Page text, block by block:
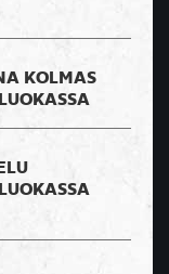
KOLMAS